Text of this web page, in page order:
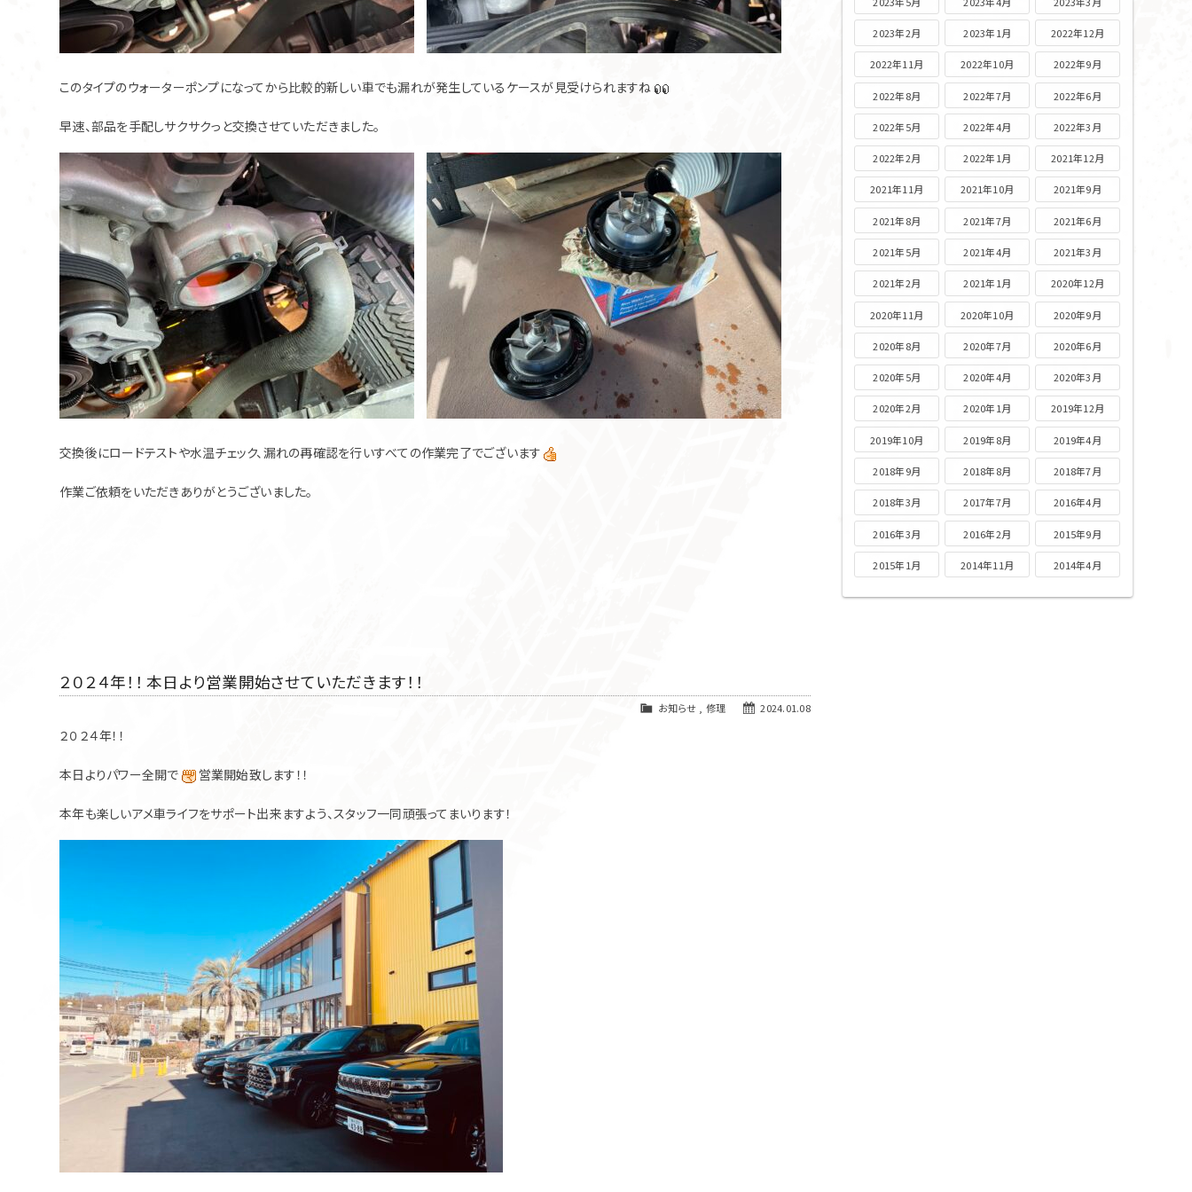
このタイプのウォーターポンプになってから比較的新しい車でも漏れが発生しているケースが見受けられますね
早速、部品を手配しサクサクっと交換させていただきました。
交換後にロードテストや水温チェック、漏れの再確認を行いすべての作業完了でございます
作業ご依頼をいただきありがとうございました。
２０２４年！！ 本日より営業開始させていただきます！！
2024.01.08
お知らせ 修理
２０２４年！！
本日よりパワー全開で 営業開始致します！！
本年も楽しいアメ車ライフをサポート出来ますよう、スタッフ一同頑張ってまいります！
2023年2月 2023年1月 2022年12月
2022年11月 2022年10月 2022年9月
2022年8月 2022年7月 2022年6月
2022年5月 2022年4月 2022年3月
2022年2月 2022年1月 2021年12月
2021年11月 2021年10月 2021年9月
2021年8月 2021年7月 2021年6月
2021年5月 2021年4月 2021年3月
2021年2月 2021年1月 2020年12月
2020年11月 2020年10月 2020年9月
2020年8月 2020年7月 2020年6月
2020年5月 2020年4月 2020年3月
2020年2月 2020年1月 2019年12月
2019年10月 2019年8月 2019年4月
2018年9月 2018年8月 2018年7月
2018年3月 2017年7月 2016年4月
2016年3月 2016年2月 2015年9月
2015年1月 2014年11月 2014年4月